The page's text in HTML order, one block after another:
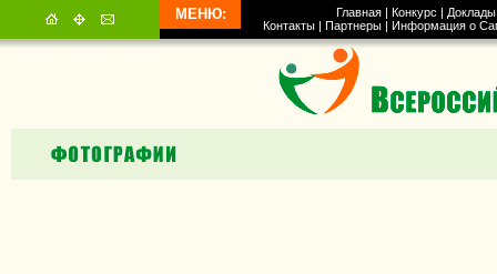
МЕНЮ: Главная| Конкурс | Доклады
Контакты | Партнеры | Информация о